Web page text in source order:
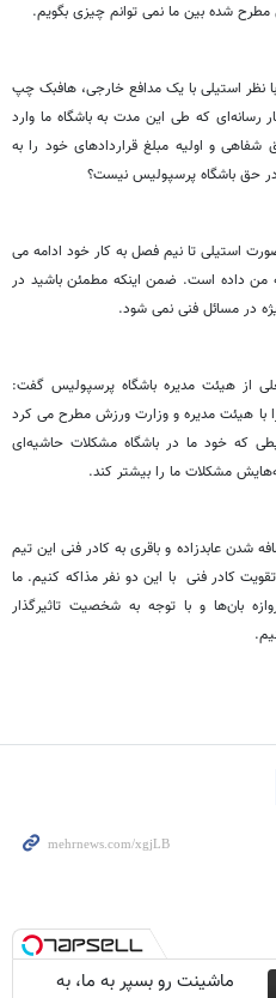
شده بین ما نمی توانم چیزی بگویم.
نظر استیلی با یک مدافع خارجی، هافبک چپ
رسانه‌ای که طی این مدت به باشگاه ما وارد
شفاهی و اولیه مبلغ قراردادهای خود را به
حق باشگاه پرسپولیس نیست؟
استیلی تا نیم فصل به کار خود ادامه می
من داده است. ضمن اینکه مطمئن باشید در
در مسائل فنی نمی شود.
از هیئت مدیره باشگاه پرسپولیس گفت:
با هیئت مدیره و وزارت ورزش مطرح می کرد
که خود ما در باشگاه مشکلات حاشیه‌ای
مشکلات ما را بیشتر کند.
عابدزاده و باقری به کادر فنی این تیم
کادر فنی با این دو نفر مذاکه کنیم. ما
بان‌ها و با توجه به شخصیت تاثیرگذار
ماشینت رو بسپر به ما، به